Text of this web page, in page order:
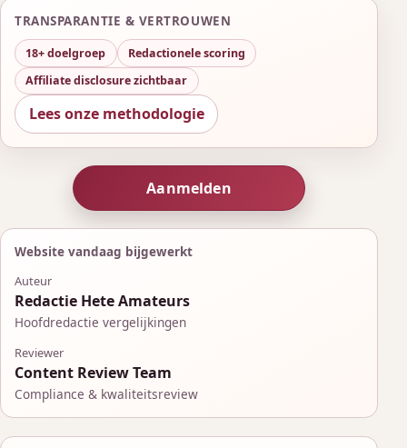
TRANSPARANTIE & VERTROUWEN
18+ doelgroep
Redactionele scoring
Affiliate disclosure zichtbaar
Lees onze methodologie
Aanmelden
Website vandaag bijgewerkt
Auteur
Redactie Hete Amateurs
Hoofdredactie vergelijkingen
Reviewer
Content Review Team
Compliance & kwaliteitsreview